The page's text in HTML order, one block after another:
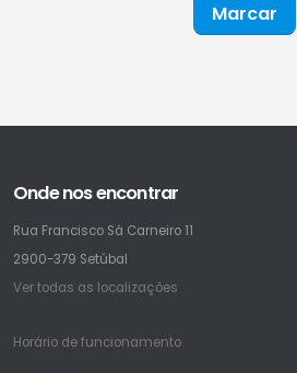
Marcar
Onde nos encontrar
Rua Francisco Sá Carneiro 11
2900-379 Setúbal
Ver todas as localizações
Horário de funcionamento